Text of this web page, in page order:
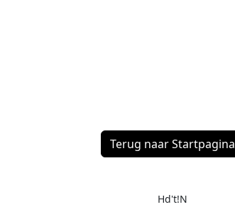
Terug naar Startpagina
Hd't!N